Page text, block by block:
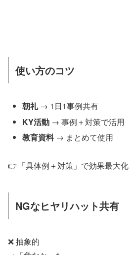
使い方のコツ
朝礼→ 1日1事例共有
KY活動 → 事例＋対策で活用
教育資料→ まとめて使用
👉「具体例＋対策」で効果最大化
NGなヒヤリハット共有
❌ 抽象的